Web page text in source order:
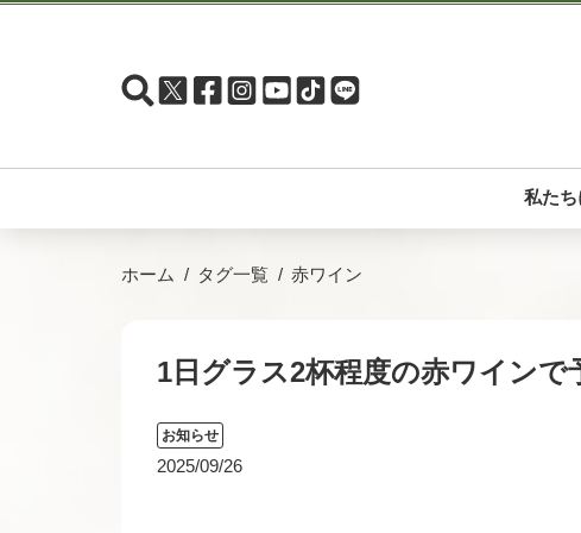
私た
ホーム タグ一覧 赤ワイン
1日グラス2杯程度の赤ワインで
お知らせ
2025/09/26